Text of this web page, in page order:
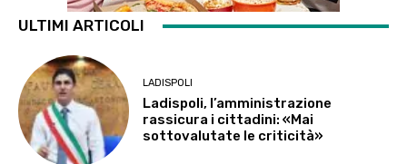
ULTIMI ARTICOLI
LADISPOLI
Ladispoli, l’amministrazione
rassicura i cittadini: «Mai
sottovalutate le criticità»